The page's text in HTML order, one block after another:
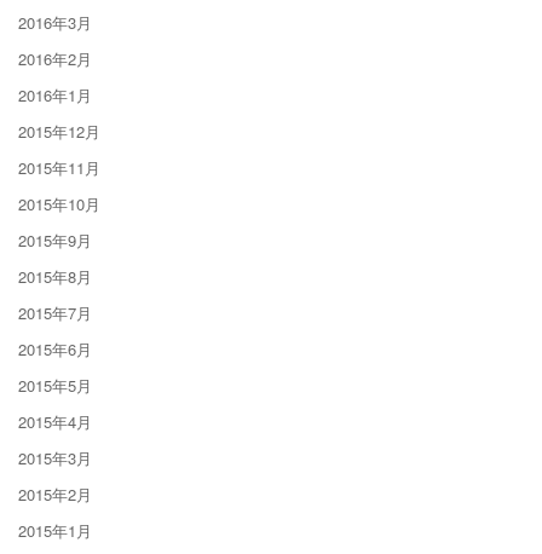
2016年3月
2016年2月
2016年1月
2015年12月
2015年11月
2015年10月
2015年9月
2015年8月
2015年7月
2015年6月
2015年5月
2015年4月
2015年3月
2015年2月
2015年1月